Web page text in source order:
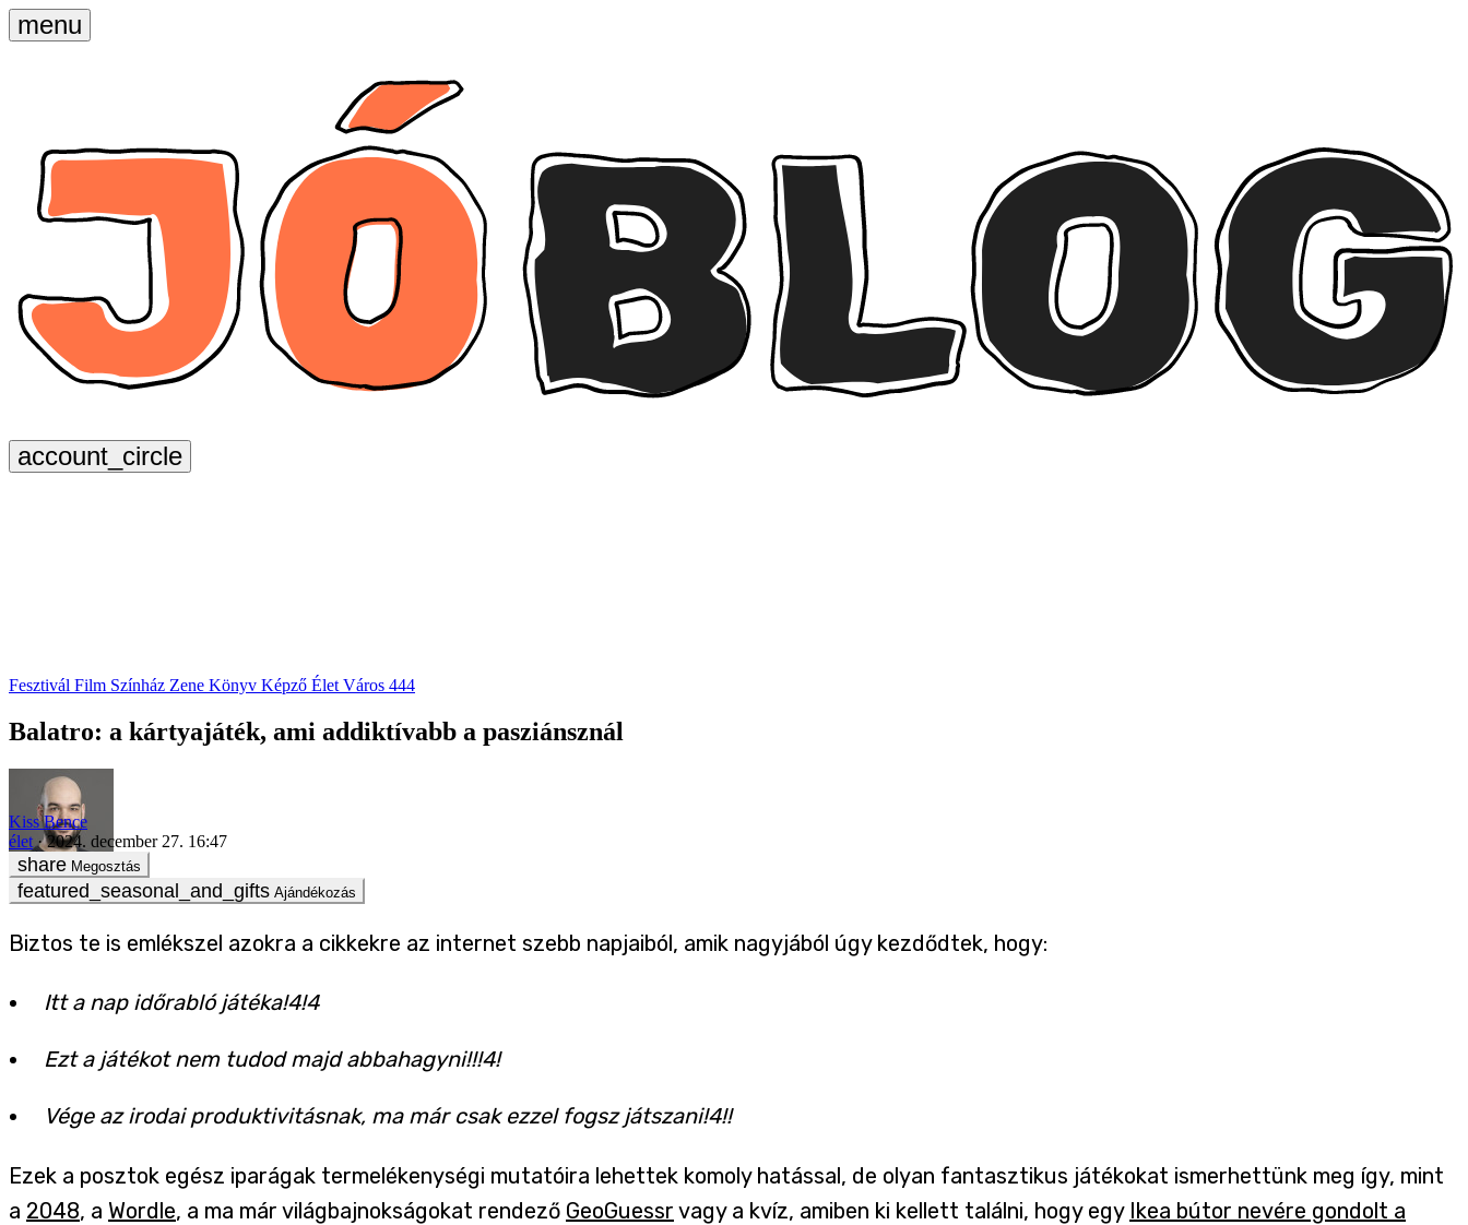
Fesztivál Film Színház Zene Könyv Képző Élet Város 444
Balatro: a kártyajáték, ami addiktívabb a pasziánsznál
Kiss Bence
élet
2024. december 27. 16:47
Megosztás
Ajándékozás
Biztos te is emlékszel azokra a cikkekre az internet szebb napjaiból, amik nagyjából úgy kezdődtek, hogy:
Itt a nap időrabló játéka!4!4
Ezt a játékot nem tudod majd abbahagyni!!!4!
Vége az irodai produktivitásnak, ma már csak ezzel fogsz játszani!4!!
Ezek a posztok egész iparágak termelékenységi mutatóira lehettek komoly hatással, de olyan fantasztikus játékokat ismerhettünk meg így, mint
a 2048, a Wordle, a ma már világbajnokságokat rendező GeoGuessr vagy a kvíz, amiben ki kellett találni, hogy egy Ikea bútor nevére gondolt a